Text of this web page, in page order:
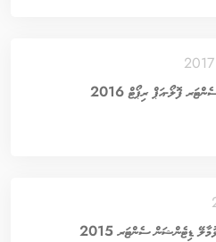
ފޮލޯ-އަޕް ރިޕޯޓް 2016
ޑިޓެންޝަން ސެންޓަރ 2015